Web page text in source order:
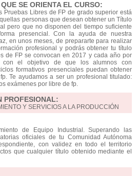
SE ORIENTA EL CURSO:
Pruebas Libres de FP de grado superior está
personas que desean obtener un Título
pero que no disponen del tiempo suficiente
presencial. Con la ayuda de nuestra
en unos meses, de prepararte para realizar
profesional y podrás obtener tu título
de FP se convocan en 2017 y cada año por
con el objetivo de que los alumnos con
formativos presenciales puedan obtener
Te ayudamos a ser un profesional titulado:
exámenes por libre de fp.
PROFESIONAL:
Y SERVICIOS A LA PRODUCCIÓN
de Equipo Industrial. Superando las
oficiales de tu Comunidad Autónoma
con validez en todo el territorio
que cualquier título obtenido mediante el